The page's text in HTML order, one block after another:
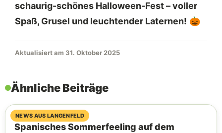
schaurig-schönes Halloween-Fest – voller
Spaß, Grusel und leuchtender Laternen! 🎃
Aktualisiert am 31. Oktober 2025
Ähnliche Beiträge
NEWS AUS LANGENFELD
06. August 2026
Spanisches Sommerfeeling auf dem